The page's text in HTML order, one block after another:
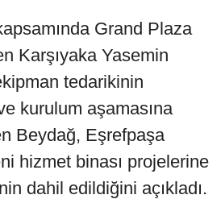
Grand Plaza
Karşıyaka Yasemin
tedarikinin
kurulum aşamasına
Beydağ, Eşrefpaşa
hizmet binası projelerine
dahil edildiğini açıkladı.